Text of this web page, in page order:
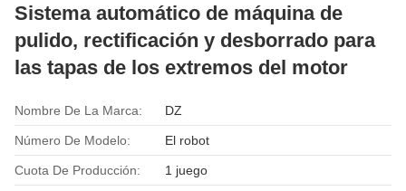
Sistema automático de máquina de
pulido, rectificación y desborrado para
las tapas de los extremos del motor
Nombre De La Marca: DZ
Número De Modelo: El robot
Cuota De Producción: 1 juego